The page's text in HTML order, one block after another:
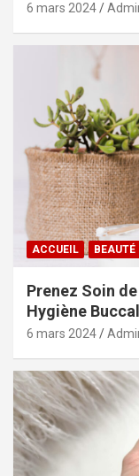
6 mars 2024
ACCUEIL BEAUTÉ
Prenez Soin
Hygiène
6 mars 2024